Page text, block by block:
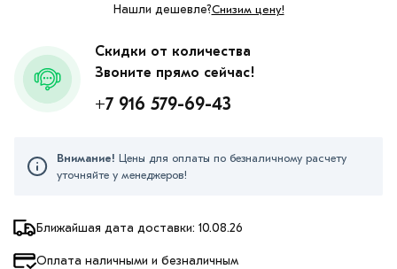
Ближайшая дата доставки: 10.08.26
Оплата наличными и безналичным
Нашли дешевле?Снизим цену!
Скидки от количества
Звоните прямо сейчас!
+7 916 579-69-43
Внимание! Цены для оплаты по безналичному расчету
уточняйте у менеджеров!